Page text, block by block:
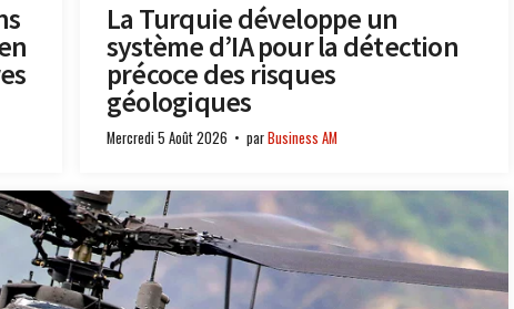
La Turquie développe un
système d’IA pour la détection
précoce des risques
géologiques
Mercredi 5 Août 2026 parBusiness AM